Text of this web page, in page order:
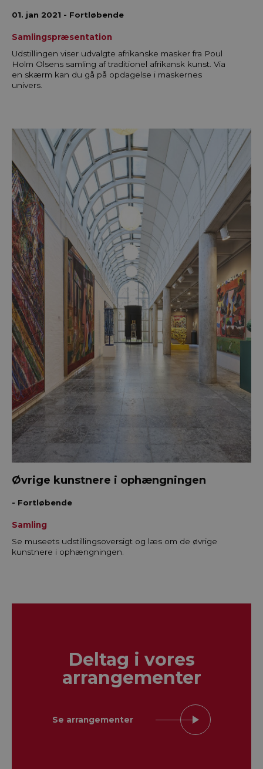
01. jan 2021 - Fortløbende
Samlingspræsentation
Udstillingen viser udvalgte afrikanske masker fra Poul
Holm Olsens samling af traditionel afrikansk kunst. Via
en skærm kan du gå på opdagelse i maskernes
univers.
Øvrige kunstnere i ophængningen
- Fortløbende
Samling
Se museets udstillingsoversigt og læs om de øvrige
kunstnere i ophængningen.
Deltag i vores
arrangementer
Se arrangementer